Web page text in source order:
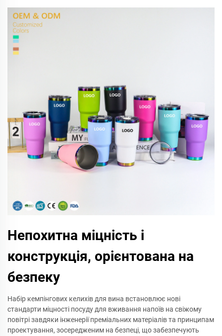
Непохитна міцність і
конструкція, орієнтована на
безпеку
Набір кемпінгових келихів для вина встановлює нові
стандарти міцності посуду для вживання напоїв на свіжому
повітрі завдяки інженерії преміальних матеріалів та принципам
проектування, зосередженим на безпеці, що забезпечують